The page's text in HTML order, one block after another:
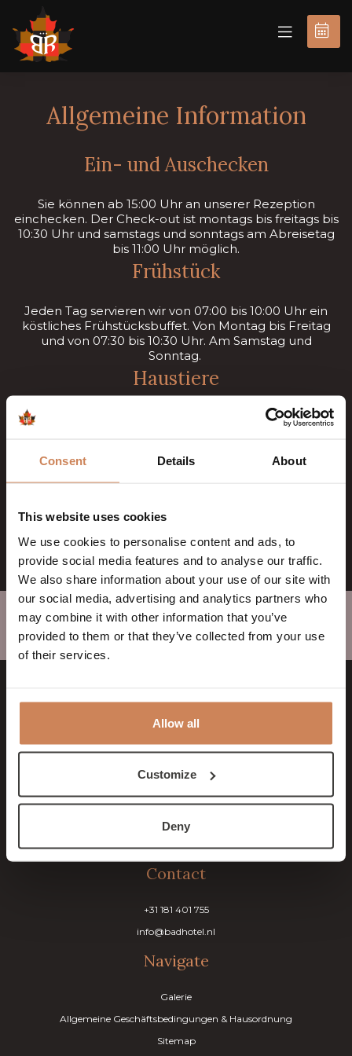
Consent Details About
This website uses cookies
We use cookies to personalise content and ads, to
provide social media features and to analyse our traffic.
We also share information about your use of our site with
our social media, advertising and analytics partners who
may combine it with other information that you’ve
provided to them or that they’ve collected from your use
of their services.
Allow all
Customize
Deny
Allgemeine Information
Ein- und Auschecken
Sie können ab 15:00 Uhr an unserer Rezeption
einchecken. Der Check-out ist montags bis freitags bis
10:30 Uhr und samstags und sonntags am Abreisetag
bis 11:00 Uhr möglich.
Frühstück
Jeden Tag servieren wir von 07:00 bis 10:00 Uhr ein
köstliches Frühstücksbuffet. Von Montag bis Freitag
und von 07:30 bis 10:30 Uhr. Am Samstag und
Sonntag.
Haustiere
Hunde sind bei uns herzlich willkommen. Mit maximal
Stornierung
Ankunftsdatum kostenlos stornieren. Dies gilt nur für
Direktbuchungen über unsere Website.
Home
>
Allgemeine Geschäftsbedingungen & Hausordnung
>
Allgemeine Information
Badhotel Rockanje
& Brasserie Lodgers
Tweede slag 1
3235 CR Rockanje
Die Niederlande
Contact
+31 181 401 755
info@badhotel.nl
Navigate
Galerie
Allgemeine Geschäftsbedingungen & Hausordnung
Sitemap